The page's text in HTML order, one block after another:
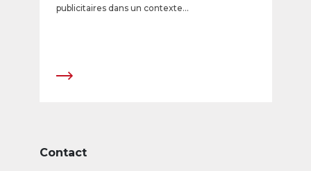
publicitaires dans un contexte
exercices 2025 et 2026 avec distribution de
Contact